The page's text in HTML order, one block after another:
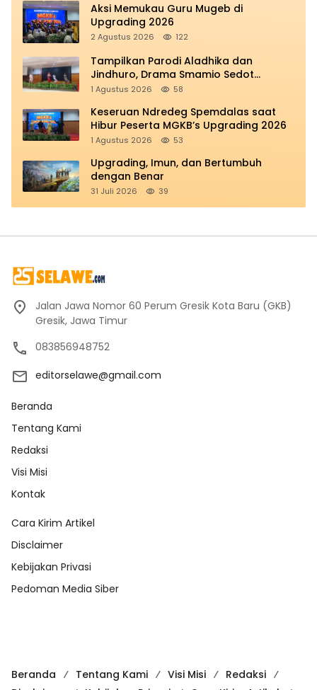
Aksi Memukau Guru Mugeb di
Upgrading 2026
2 Agustus 2026 122
Tampilkan Parodi Aladhika dan
Jindhuro, Drama Smamio Sedot
Perhatian di MGKB Upgrading 2026
1 Agustus 2026 58
Keseruan Ndredeg Spemdalas saat
Hibur Peserta MGKB’s Upgrading 2026
1 Agustus 2026 53
Upgrading, Imun, dan Bertumbuh
dengan Benar
31 Juli 2026 39
Jalan Jawa Nomor 60 Perum Gresik Kota Baru (GKB)
Gresik, Jawa Timur
083856948752
editorselawe@gmail.com
Beranda
Tentang Kami
Redaksi
Visi Misi
Kontak
Cara Kirim Artikel
Disclaimer
Kebijakan Privasi
Pedoman Media Siber
Beranda Tentang Kami Visi Misi
Redaksi